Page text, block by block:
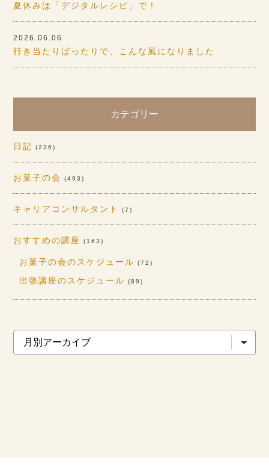
夏休みは「デジタルレシピ」で！
2026.06.06
行き当たりばったりで、こんな風になりました
カテゴリー
日記 (236)
お菓子の会 (493)
キャリアコンサルタント (7)
おすすめの講座 (163)
お菓子の会のスケジュール (72)
出張講座のスケジュール (89)